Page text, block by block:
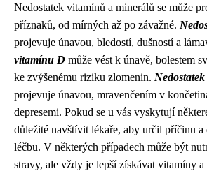
Nedostatek vitamínů a minerálů se může
příznaků, od mírných až po závažné.
projevuje únavou, bledostí, dušností a
vitamínu D může vést k únavě, bolestem
ke zvýšenému riziku zlomenin.
projevuje únavou, mravenčením v
depresemi. Pokud se u vás vyskytují
důležité navštívit lékaře, aby určil příčinu
léčbu. V některých případech může být
stravy, ale vždy je lepší získávat vitamíny a